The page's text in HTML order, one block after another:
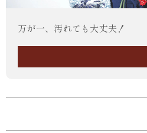
万が一、汚れても大丈夫！